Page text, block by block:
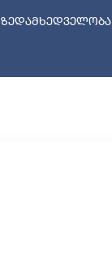
ზედამხედველობა